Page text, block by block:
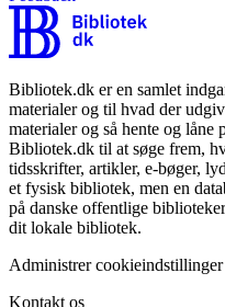
Bibliotek.dk er en samlet
materialer og til hvad der
materialer og så hente og
Bibliotek.dk til at søge frem,
tidsskrifter, artikler, e-bøger,
et fysisk bibliotek, men en
på danske offentlige
dit lokale bibliotek.
Administrer cookieindstillinger
Kontakt os